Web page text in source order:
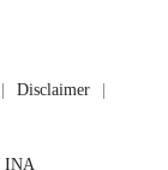
Disclaimer
INA